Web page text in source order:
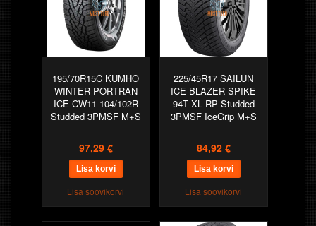
195/70R15C KUMHO
WINTER PORTRAN
ICE CW11 104/102R
Studded 3PMSF M+S
97,29 €
Lisa soovikorvi
225/45R17 SAILUN
ICE BLAZER SPIKE
94T XL RP Studded
3PMSF IceGrip M+S
84,92 €
Lisa soovikorvi